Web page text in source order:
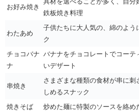
お好み焼き
鉄板焼き料理
わたあめ
子供たちに大人気の、綿のよう
ク
チョコバナ
ナ
バナナをチョコレートでコーテ
いデザート
串焼き
さまざまな種類の食材が串に刺
しめるスナック
焼きそば
炒めた麺に特製のソースを絡め